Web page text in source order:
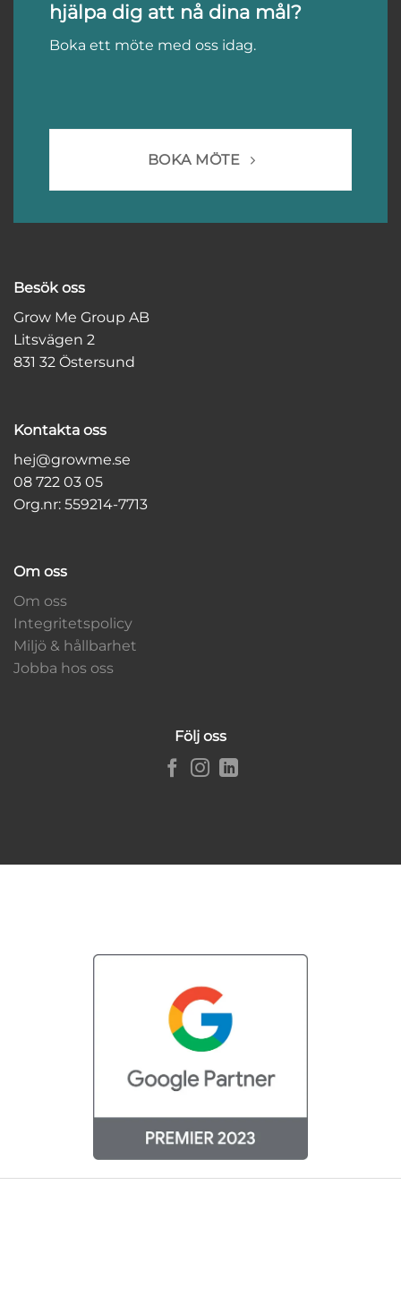
hjälpa dig att nå dina mål?
Boka ett möte med oss idag.
BOKA MÖTE
Besök oss
Grow Me Group AB
Litsvägen 2
831 32 Östersund
Kontakta oss
hej@growme.se
08 722 03 05
Org.nr: 559214-7713
Om oss
Om oss
Integritetspolicy
Miljö & hållbarhet
Jobba hos oss
Följ oss